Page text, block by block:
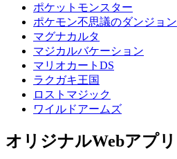
ポケットモンスター
ポケモン不思議のダンジョン
マグナカルタ
マジカルバケーション
マリオカートDS
ラクガキ王国
ロストマジック
ワイルドアームズ
オリジナルWebアプリ